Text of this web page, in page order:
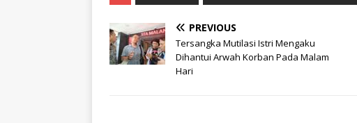
PREVIOUS
Tersangka Mutilasi Istri Mengaku
Dihantui Arwah Korban Pada Malam
Hari